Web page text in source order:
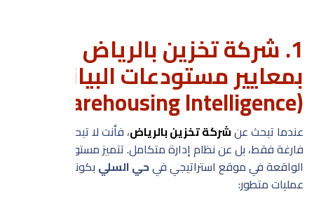
1. شركة تخزين بالرياض
بمعايير مستودعات البيانات
(Warehousing Intelligence)
عندما تبحث عنشركة تخزين بالرياض، فأنت لا تبحث عن مساحة
الواقعة في موقع استراتيجي فيحي السلي بكونها مركز
عمليات متطور: